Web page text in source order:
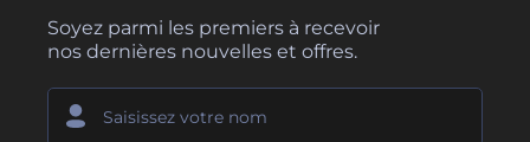
Soyez parmi les premiers à recevoir
nos dernières nouvelles et offres.